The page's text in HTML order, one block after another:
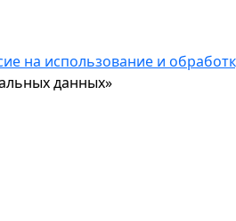
на использование и
данных»